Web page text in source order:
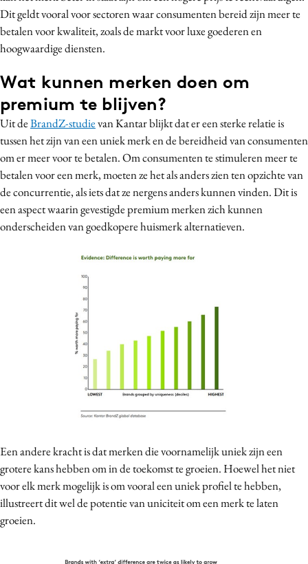
Dit geldt vooral voor sectoren waar consumenten bereid zijn meer te
betalen voor kwaliteit, zoals de markt voor luxe goederen en
hoogwaardige diensten.
Wat kunnen merken doen om
premium te blijven?
Uit deBrandZ-studievan Kantar blijkt dat er een sterke relatie is
tussen het zijn van een uniek merk en de bereidheid van consumenten
om er meer voor te betalen. Om consumenten te stimuleren meer te
betalen voor een merk, moeten ze het als anders zien ten opzichte van
de concurrentie, als iets dat ze nergens anders kunnen vinden. Dit is
een aspect waarin gevestigde premium merken zich kunnen
onderscheiden van goedkopere huismerk alternatieven.
Een andere kracht is dat merken die voornamelijk uniek zijn een
grotere kans hebben om in de toekomst te groeien. Hoewel het niet
voor elk merk mogelijk is om vooral een uniek profiel te hebben,
illustreert dit wel de potentie van uniciteit om een merk te laten
groeien.